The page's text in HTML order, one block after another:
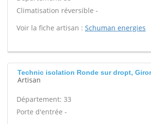
Climatisation réversible -
Voir la fiche artisan : Schuman energies
Technic isolation Ronde sur dropt,
Artisan
Département: 33
Porte d'entrée -